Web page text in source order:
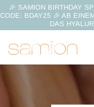
Inhalt
🎉 SAMION BIRTHDAY
CODE: BDAY25 🎉 AB
DAS